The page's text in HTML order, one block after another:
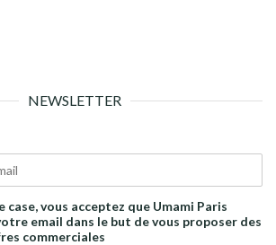
NEWSLETTER
case, vous acceptez que Umami Paris
email dans le but de vous proposer des
commerciales